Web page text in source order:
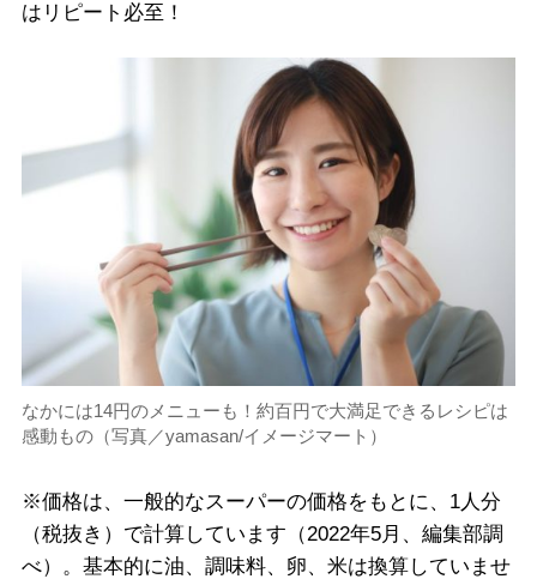
はリピート必至！
なかには14円のメニューも！約百円で大満足できるレシピは
感動もの（写真／yamasan/イメージマート）
※価格は、一般的なスーパーの価格をもとに、1人分
（税抜き）で計算しています（2022年5月、編集部調
べ）。基本的に油、調味料、卵、米は換算していませ